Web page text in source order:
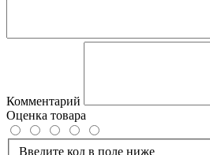
Комментарий
Оценка товара
Введите код в поле ниже